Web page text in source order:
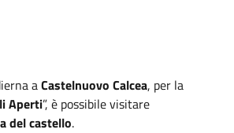
aCastelnuovo Calcea, per la
Aperti”, è possibile visitare
del castello.